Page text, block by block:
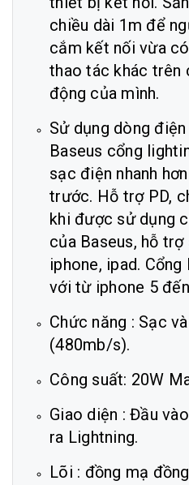
chiều dài 1m để
cắm kết nối vừa
thao tác khác trên
động của mình.
Sử dụng dòng
Baseus cổng
sạc điện nhanh
trước. Hỗ trợ PD,
khi được sử dụng
của Baseus, hỗ trợ
iphone, ipad.
với từ iphone 5
Chức năng : Sạc
(480mb/s).
Công suất: 20W
Giao diện : Đầu
ra Lightning.
Lõi : đồng mạ